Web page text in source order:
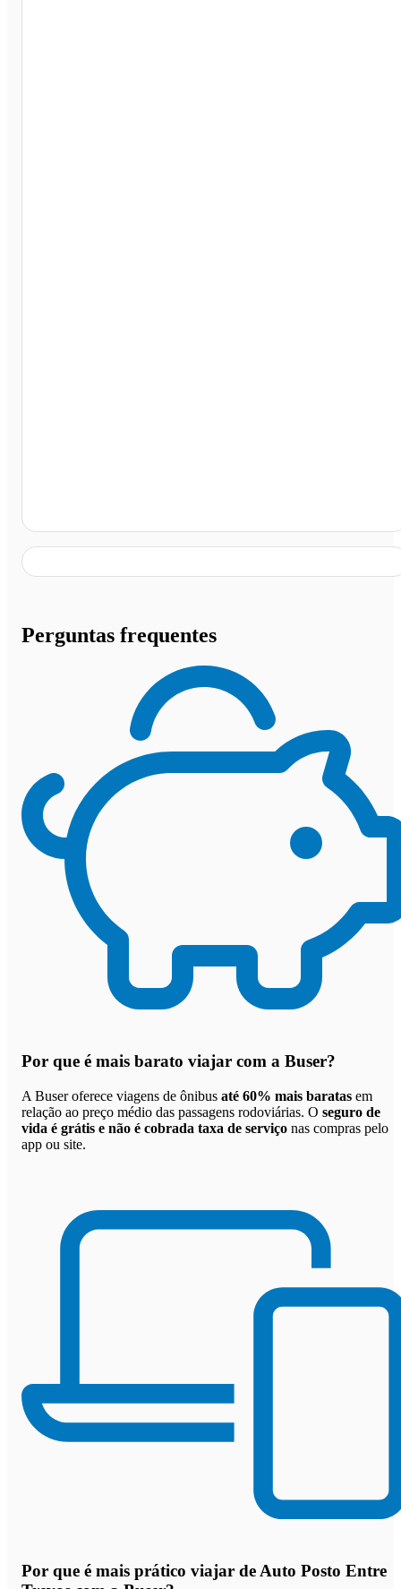
Perguntas frequentes
Por que é mais barato viajar com a Buser?
A Buser oferece viagens de ônibus até 60% mais baratas em
relação ao preço médio das passagens rodoviárias. O seguro de
vida é grátis e não é cobrada taxa de serviço nas compras pelo
app ou site.
Por que é mais prático viajar de Auto Posto Entre